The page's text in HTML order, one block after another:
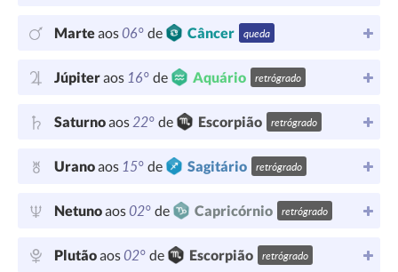
Marteaos06° de Câncer queda
Júpiteraos 16° de Aquário retrógrado
Saturnoaos22° de Escorpião retrógrado
Uranoaos 15° de Sagitário retrógrado
Netunoaos02° de Capricórnio retrógrado
Plutãoaos02° de Escorpião retrógrado